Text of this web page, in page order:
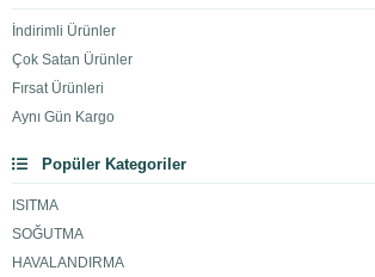
İndirimli Ürünler
Çok Satan Ürünler
Fırsat Ürünleri
Aynı Gün Kargo
Popüler Kategoriler
ISITMA
SOĞUTMA
HAVALANDIRMA